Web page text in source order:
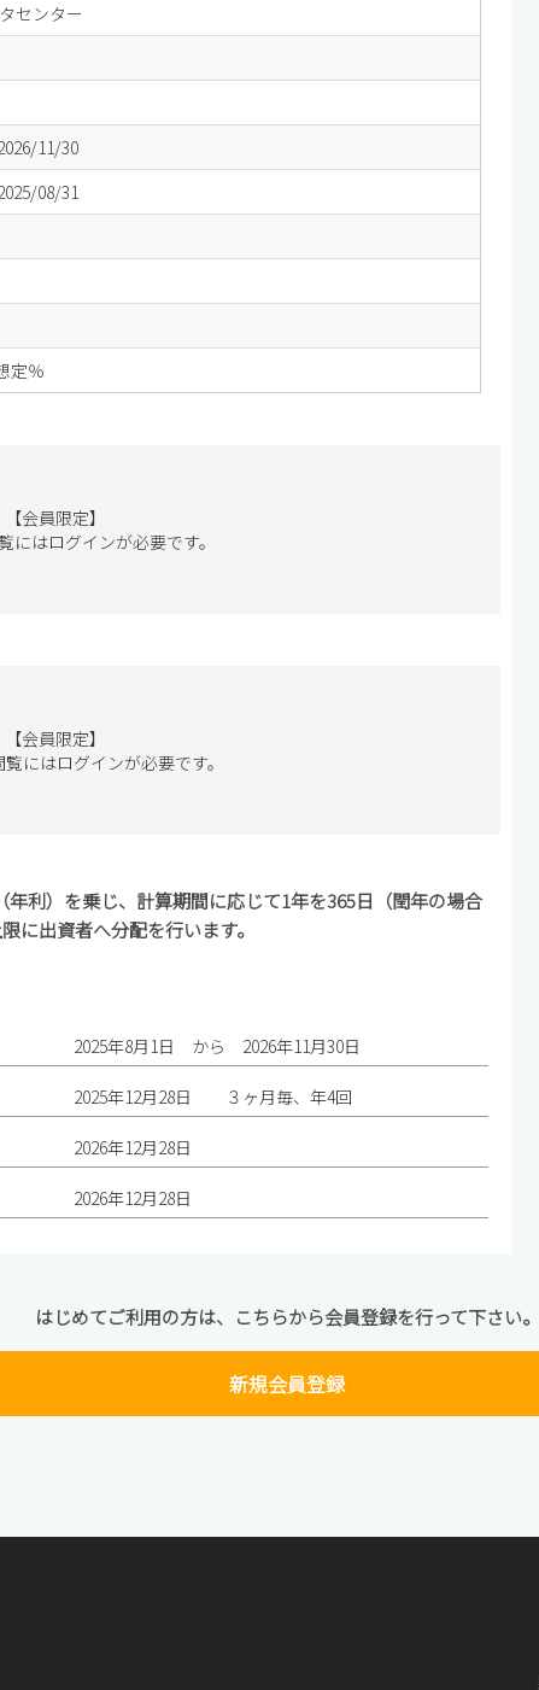
センター
11/30
08/31
定％
【会員限定】
にはログインが必要です。
【会員限定】
にはログインが必要です。
利）を乗じ、計算期間に応じて1年を365日（閏年の場合
に出資者へ分配を行います。
2025年8月1日 から 2026年11月30日
2025年12月28日 ３ヶ月毎、年4回
2026年12月28日
2026年12月28日
はじめてご利用の方は、こちらから会員登録を行って下さい。
新規会員登録